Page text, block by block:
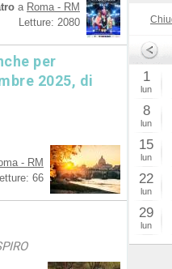
a Roma - RM
Letture: 2080
per
2025, di
- RM
66
1
lun
8
lun
15
lun
22
lun
29
lun